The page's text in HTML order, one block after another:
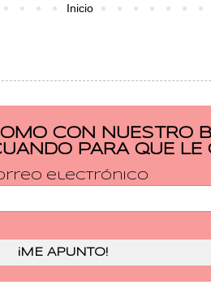
Inicio
CON NUESTRO
PARA QUE LE
electrónico